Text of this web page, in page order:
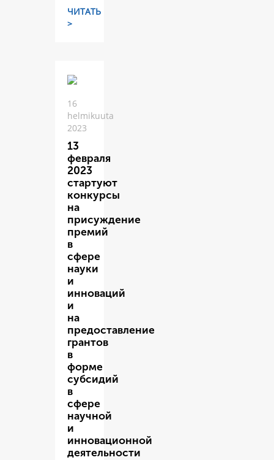
ЧИТАТЬ
>
16
helmikuuta
2023
13
февраля
2023
стартуют
конкурсы
на
присуждение
премий
в
сфере
науки
и
инноваций
и
на
предоставление
грантов
в
форме
субсидий
в
сфере
научной
и
инновационной
деятельности